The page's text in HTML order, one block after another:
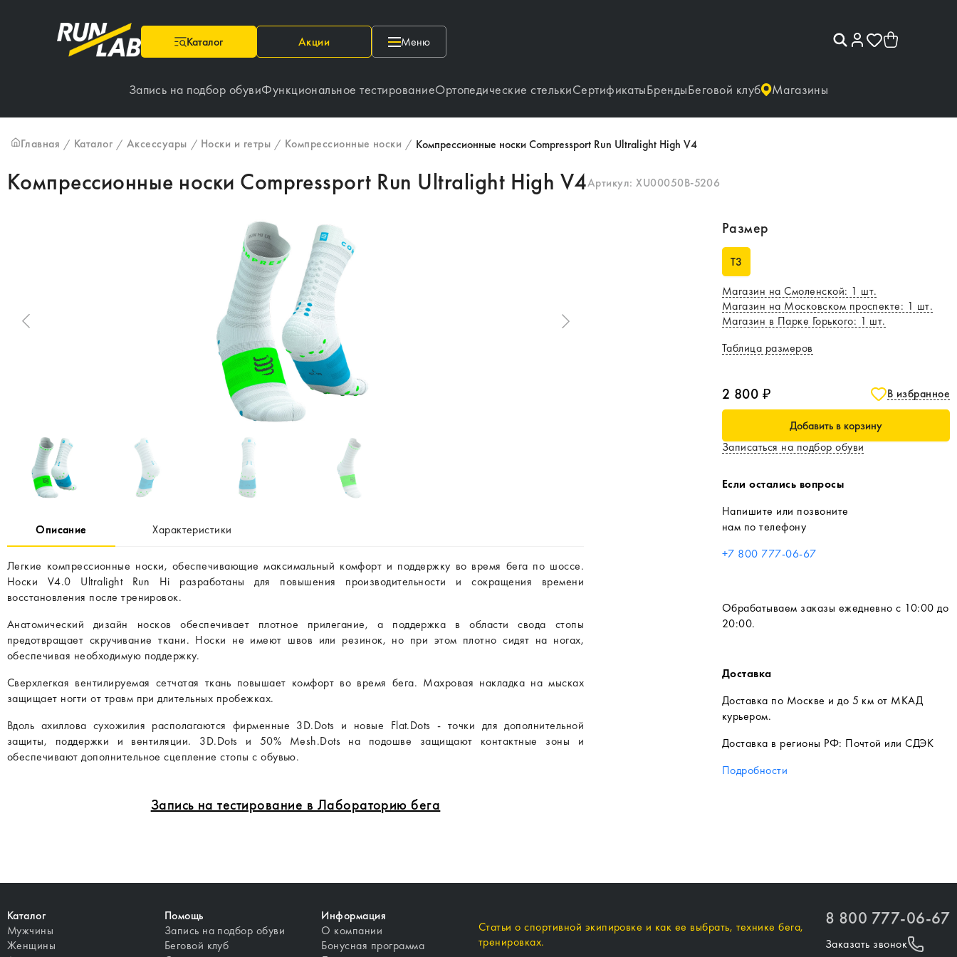
Каталог Акции Меню
Запись на подбор обувиФункциональное тестированиеОртопедические стелькиСертификатыБрендыБеговой клуб Магазины
Главная / Каталог / Аксессуары / Носки и гетры / Компрессионные носки / Компрессионные носки Compressport Run Ultralight High V4
Компрессионные носки Compressport Run Ultralight High V4Артикул:XU00050B-5206
Описание Характеристики
Легкие компрессионные носки, обеспечивающие максимальный комфорт и поддержку во время бега по шоссе.
Носки V4.0 Ultralight Run Hi разработаны для повышения производительности и сокращения времени
восстановления после тренировок.
Анатомический дизайн носков обеспечивает плотное прилегание, а поддержка в области свода стопы
предотвращает скручивание ткани. Носки не имеют швов или резинок, но при этом плотно сидят на ногах,
обеспечивая необходимую поддержку.
Сверхлегкая вентилируемая сетчатая ткань повышает комфорт во время бега. Махровая накладка на мысках
защищает ногти от травм при длительных пробежках.
Вдоль ахиллова сухожилия располагаются фирменные 3D.Dots и новые Flat.Dots - точки для дополнительной
защиты, поддержки и вентиляции. 3D.Dots и 50% Mesh.Dots на подошве защищают контактные зоны и
обеспечивают дополнительное сцепление стопы с обувью.
Запись на тестирование в Лабораторию бега
Размер
T3
Магазин на Смоленской: 1 шт.
Магазин на Московском проспекте: 1 шт.
Магазин в Парке Горького: 1 шт.
Таблица размеров
2 800 ₽ В избранное
Добавить в корзину
Записаться на подбор обуви
Если остались вопросы
Напишите или позвоните
нам по телефону
+7 800 777-06-67
Обрабатываем заказы ежедневно с 10:00 до
20:00.
Доставка
Доставка по Москве и до 5 км от МКАД
курьером.
Доставка в регионы РФ: Почтой или СДЭК
Подробности
Каталог
Мужчины
Женщины
Помощь
Запись на подбор обуви
Беговой клуб
Информация
О компании
Бонусная программа
Статьи о спортивной экипировке и как ее выбрать, технике бега,
тренировках.
8 800 777-06-67
Заказать звонок